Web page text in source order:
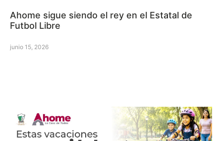
Ahome sigue siendo el rey en el Estatal de
Futbol Libre
junio 15, 2026